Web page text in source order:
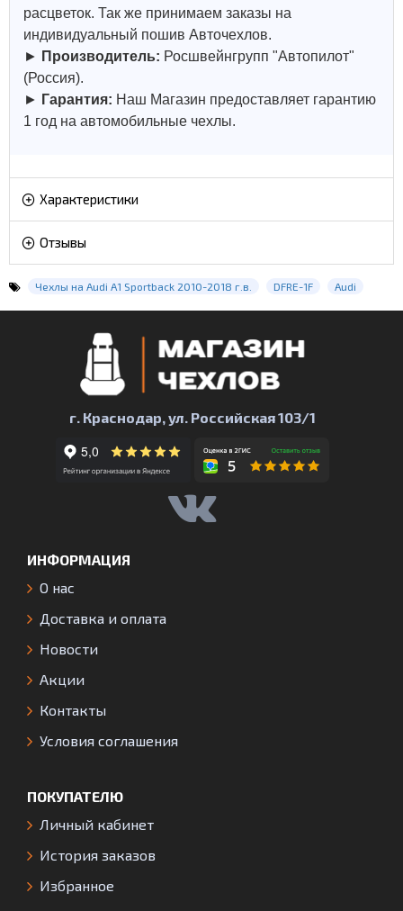
расцветок. Так же принимаем заказы на
индивидуальный пошив Авточехлов.
► Производитель: Росшвейнгрупп "Автопилот"
(Россия).
► Гарантия: Наш Магазин предоставляет гарантию
1 год на автомобильные чехлы.
Характеристики
Отзывы
Чехлы на Audi A1 Sportback 2010-2018 г.в. DFRE-1F Audi
г. Краснодар, ул. Российская 103/1
ИНФОРМАЦИЯ
О нас
Доставка и оплата
Новости
Акции
Контакты
Условия соглашения
ПОКУПАТЕЛЮ
Личный кабинет
История заказов
Избранное